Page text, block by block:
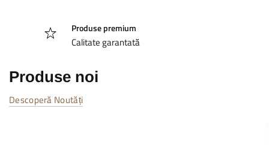
Produse premium
Calitate garantată
Produse noi
Descoperă Noutăți